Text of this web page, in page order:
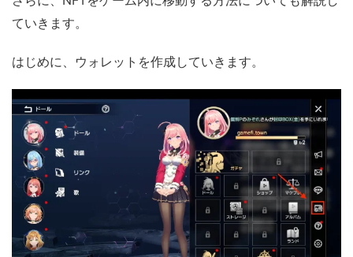
ていきます。
はじめに、ウォレットを作成していきます。